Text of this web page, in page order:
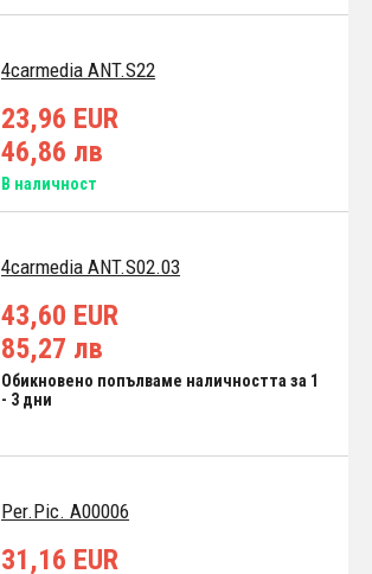
4carmedia ANT.S22
23,96 EUR
46,86 лв
В наличност
4carmedia ANT.S02.03
43,60 EUR
85,27 лв
Обикновено попълваме наличността за 1
- 3 дни
Per.Pic. A00006
31,16 EUR